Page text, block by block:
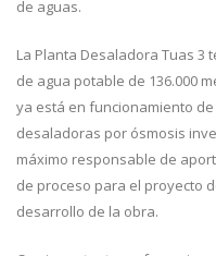
de aguas.
La Planta Desaladora Tuas 3
de agua potable de 136.000
ya está en funcionamiento
desaladoras por ósmosis
máximo responsable de
de proceso para el proyecto
desarrollo de la obra.